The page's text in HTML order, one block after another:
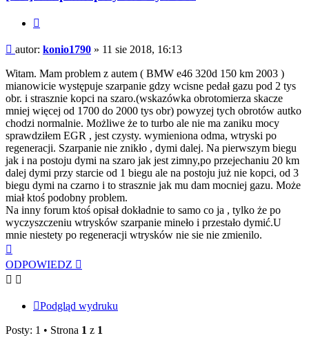
Post
autor: konio1790 » 11 sie 2018, 16:13
Witam. Mam problem z autem ( BMW e46 320d 150 km 2003 )
mianowicie występuje szarpanie gdzy wcisne pedał gazu pod 2 tys
obr. i strasznie kopci na szaro.(wskazówka obrotomierza skacze
mniej więcej od 1700 do 2000 tys obr) powyzej tych obrotów autko
chodzi normalnie. Możliwe że to turbo ale nie ma zaniku mocy
sprawdziłem EGR , jest czysty. wymieniona odma, wtryski po
regeneracji. Szarpanie nie znikło , dymi dalej. Na pierwszym biegu
jak i na postoju dymi na szaro jak jest zimny,po przejechaniu 20 km
dalej dymi przy starcie od 1 biegu ale na postoju już nie kopci, od 3
biegu dymi na czarno i to strasznie jak mu dam mocniej gazu. Może
miał ktoś podobny problem.
Na inny forum ktoś opisał dokładnie to samo co ja , tylko że po
wyczyszczeniu wtrysków szarpanie mineło i przestało dymić.U
mnie niestety po regeneracji wtrysków nie sie nie zmienilo.
górę
ODPOWIEDZ
Podgląd wydruku
Posty: 1 • Strona 1 z 1